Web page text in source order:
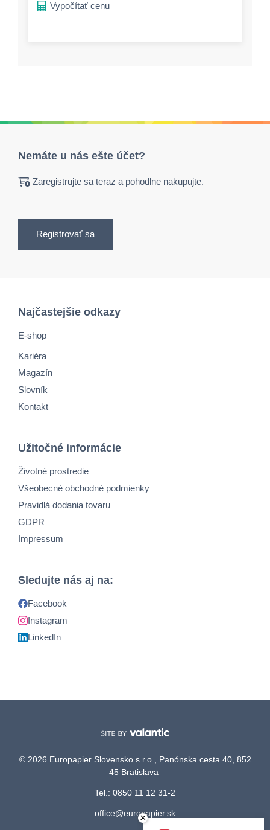
Vypočítať cenu
Nemáte u nás ešte účet?
Zaregistrujte sa teraz a pohodlne nakupujte.
Registrovať sa
Najčastejšie odkazy
E-shop
Kariéra
Magazín
Slovník
Kontakt
Užitočné informácie
Životné prostredie
Všeobecné obchodné podmienky
Pravidlá dodania tovaru
GDPR
Impressum
Sledujte nás aj na:
Facebook
Instagram
LinkedIn
© 2026 Europapier Slovensko s.r.o., Panónska cesta 40, 852
45 Bratislava
Tel.: 0850 11 12 31-2
office@europapier.sk
×